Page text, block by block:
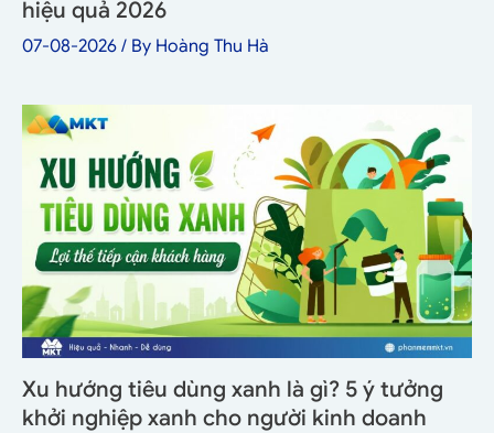
hiệu quả 2026
07-08-2026 / By Hoàng Thu Hà
Xu hướng tiêu dùng xanh là gì? 5 ý tưởng
khởi nghiệp xanh cho người kinh doanh